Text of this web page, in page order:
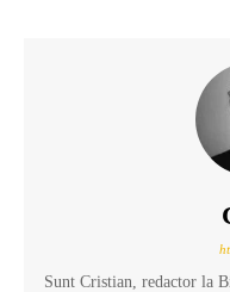
Sunt Cristian, redactor la